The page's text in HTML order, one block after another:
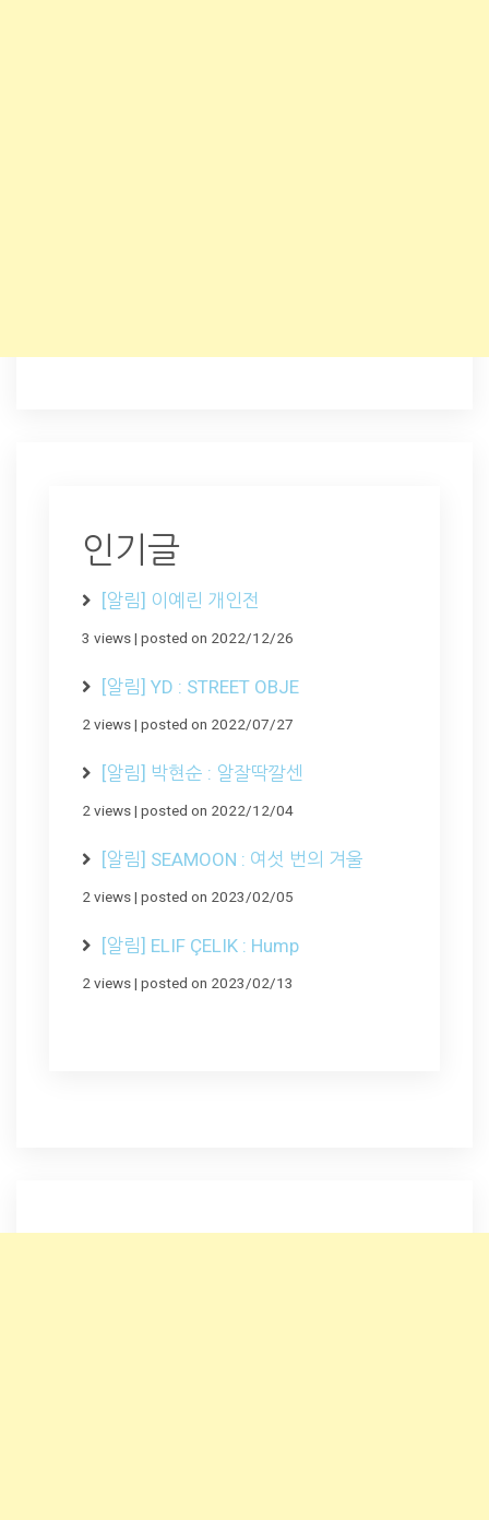
인기글
[알림] 이예린 개인전
3 views| posted on 2022/12/26
[알림] YD : STREET OBJE
2 views| posted on 2022/07/27
[알림] 박현순 : 알잘딱깔센
2 views| posted on 2022/12/04
[알림] SEAMOON : 여섯 번의 겨울
2 views| posted on 2023/02/05
[알림] ELIF ÇELIK : Hump
2 views| posted on 2023/02/13